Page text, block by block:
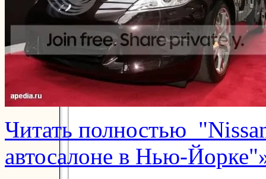
Читать полностью
автосалоне в Нью-